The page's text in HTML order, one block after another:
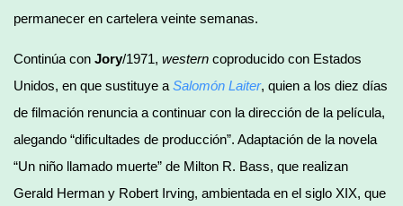
permanecer en cartelera veinte semanas.
Continúa con Jory/1971, western coproducido con Estados
Unidos, en que sustituye a Salomón Laiter, quien a los diez días
de filmación renuncia a continuar con la dirección de la película,
alegando “dificultades de producción”. Adaptación de la novela
“Un niño llamado muerte” de Milton R. Bass, que realizan
Gerald Herman y Robert Irving, ambientada en el siglo XIX, que